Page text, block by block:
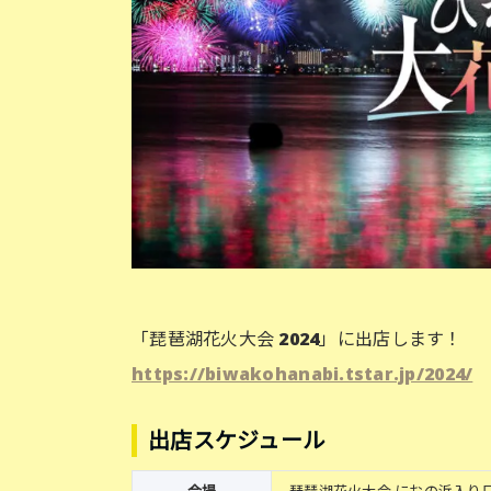
「琵琶湖花火大会 2024」に出店します！
https://biwakohanabi.tstar.jp/2024/
出店スケジュール